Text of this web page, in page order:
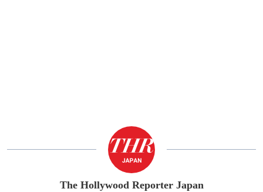
The Hollywood Reporter Japan